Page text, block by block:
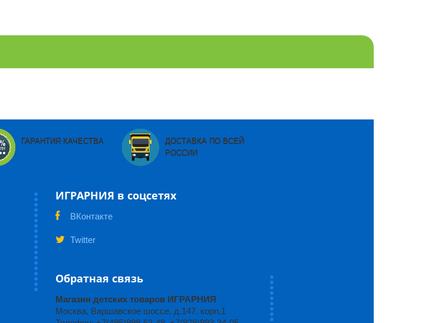
ГАРАНТИЯ КАЧЕСТВА
ДОСТАВКА ПО ВСЕЙ
РОССИИ
ИГРАРНИЯ в соцсетях
ВКонтакте
Twitter
Обратная связь
Магазин детских товаров ИГРАРНИЯ
Москва, Варшавское шоссе, д.147, корп.1